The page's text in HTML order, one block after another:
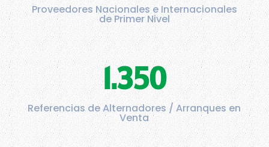
Proveedores Nacionales e Internacionales
de Primer Nivel
1.350
Referencias de Alternadores / Arranques en
Venta